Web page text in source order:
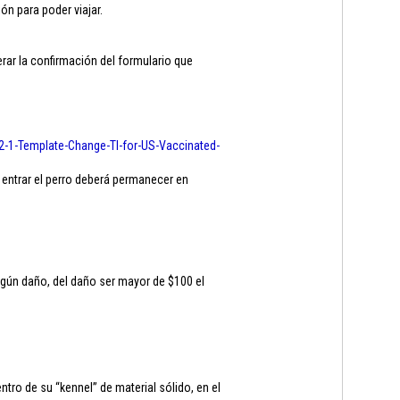
para poder viajar.
la confirmación del formulario que
1-Template-Change-TI-for-US-Vaccinated-
el perro deberá permanecer en
daño, del daño ser mayor de $100 el
de su “kennel” de material sólido, en el